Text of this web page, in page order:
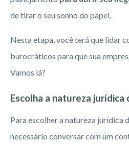
de tirar o seu sonho do papel.
Nesta etapa, você terá que lidar
burocráticos para que sua
Vamos lá?
Escolha a natureza jurídica
Para escolher a natureza jurídica
necessário conversar com um